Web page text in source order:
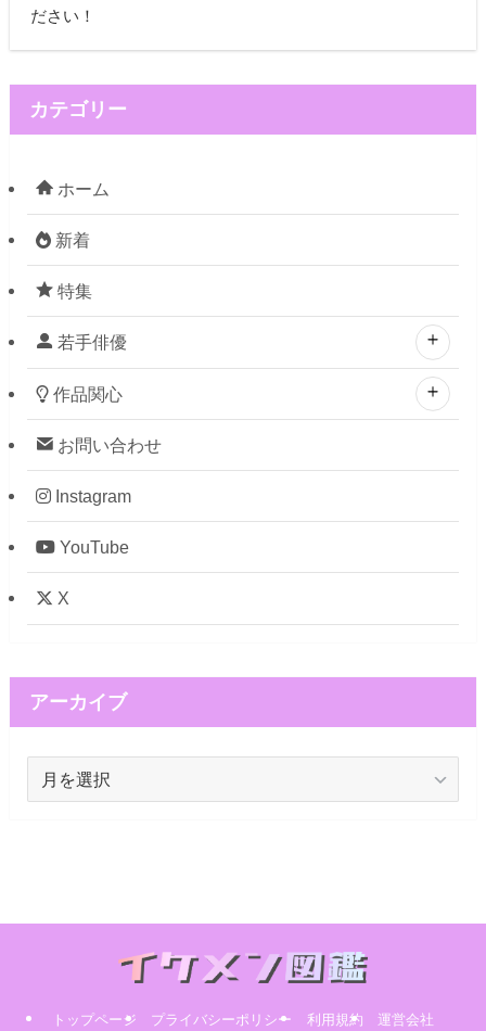
ださい！
カテゴリー
ホーム
新着
特集
若手俳優
作品関心
お問い合わせ
Instagram
YouTube
X
アーカイブ
トップページ プライバシーポリシー 利用規約 運営会社